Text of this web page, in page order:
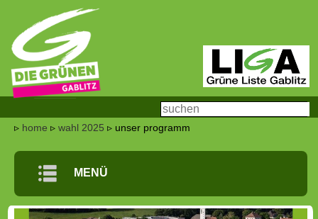
▹ home ▹ wahl 2025 ▹ unser programm
m MENÜ